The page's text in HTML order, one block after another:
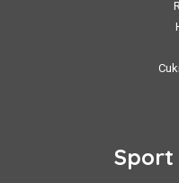
Sport